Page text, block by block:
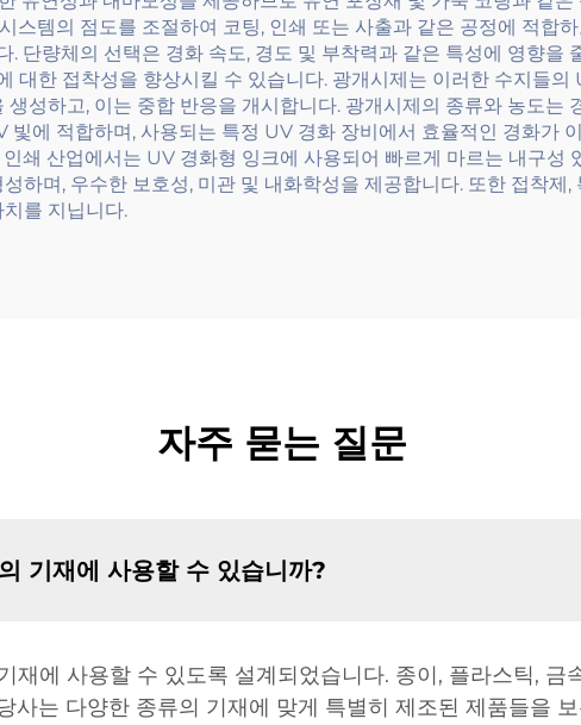
스템의 점도를 조절하여 코팅, 인쇄 또는 사출과 같은 공정에 적합
단량체의 선택은 경화 속도, 경도 및 부착력과 같은 특성에 영향을
대한 접착성을 향상시킬 수 있습니다. 광개시제는 이러한 수지들
성하고, 이는 중합 반응을 개시합니다. 광개시제의 종류와 농도는
에 적합하며, 사용되는 특정 UV 경화 장비에서 효율적인 경화가
쇄 산업에서는 UV 경화형 잉크에 사용되어 빠르게 마르는 내구성
하며, 우수한 보호성, 미관 및 내화학성을 제공합니다. 또한 접착제
를 지닙니다.
자주 묻는 질문
기재에 사용할 수 있습니까?
재에 사용할 수 있도록 설계되었습니다. 종이, 플라스틱, 금
사는 다양한 종류의 기재에 맞게 특별히 제조된 제품들을